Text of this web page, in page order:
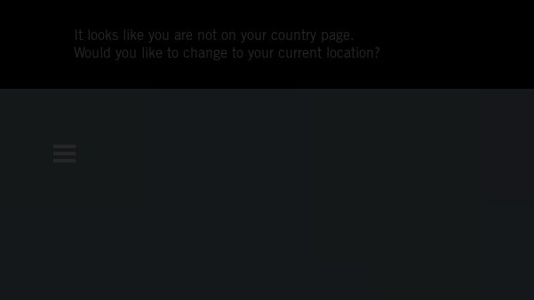
It looks like you are not on your country page.
Would you like to change to your current location?